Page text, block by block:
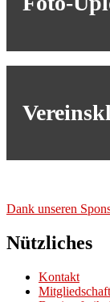
Dank unse­ren
Nützliches
Kontakt
Mitgliedschaft